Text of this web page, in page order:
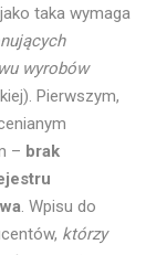
taka wymaga
wyrobów
Pierwszym,
– brak
. Wpisu do
którzy